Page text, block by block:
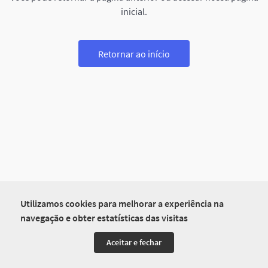
Utilizamos cookies para melhorar a experiência na
navegação e obter estatísticas das visitas
Aceitar e fechar
inicial.
Retornar ao início